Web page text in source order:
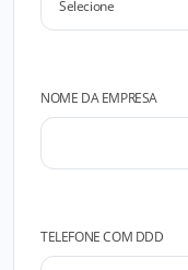
NOME DA EMPRESA
TELEFONE COM DDD